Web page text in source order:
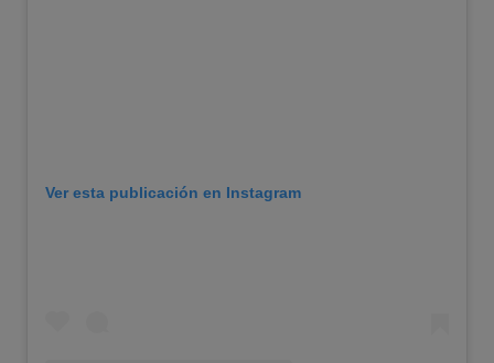
Ver esta publicación en Instagram